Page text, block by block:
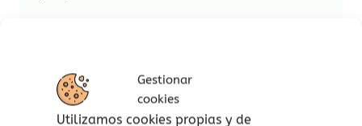
Gestionar
cookies
Utilizamos cookies propias y de
buscando objetos, resolviendo enigmas y
misterios y participando en las aventuras de
los cazadores de monstruos. Fíjate bien y